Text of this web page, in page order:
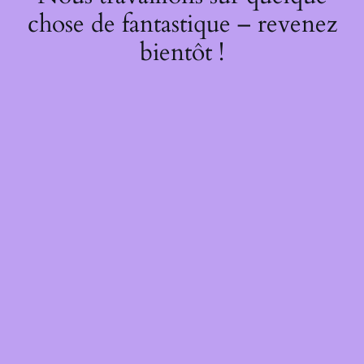
chose de fantastique – revenez
bientôt !